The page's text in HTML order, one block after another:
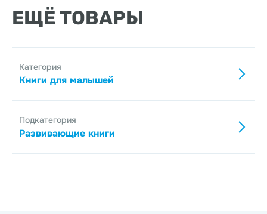
ЕЩЁ ТОВАРЫ
Категория
Книги для малышей
Подкатегория
Развивающие книги